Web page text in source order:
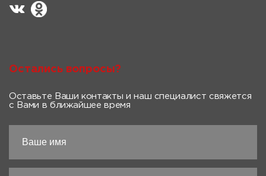
Остались вопросы?
Оставьте Ваши контакты и наш специалист свяжется
с Вами в ближайшее время